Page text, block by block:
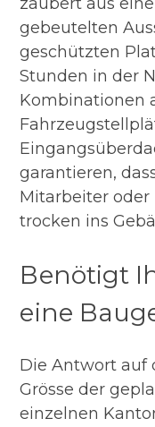
zaubert aus
gebeutelten
geschützten
Stunden in der
Kombinationen
garantieren,
Mitarbeiter oder
trocken ins
Benötigt
eine
Die Antwort auf
Grösse der
einzelnen